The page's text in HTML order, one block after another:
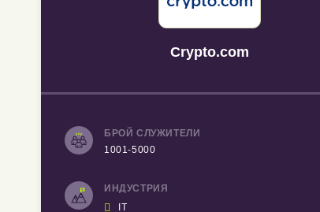
Crypto.com
БРОЙ СЛУЖИТЕЛИ
1001-5000
ИНДУСТРИЯ
 IT